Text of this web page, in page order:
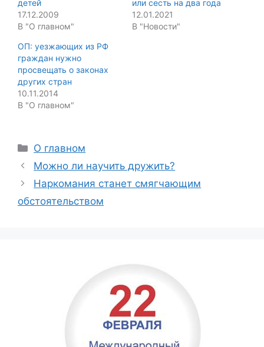
детей
17.12.2009
В "О главном"
или сесть на два года
12.01.2021
В "Новости"
ОП: уезжающих из РФ
граждан нужно
просвещать о законах
других стран
10.11.2014
В "О главном"
Categories
О главном
Можно ли научить дружить?
Наркомания станет смягчающим
обстоятельством